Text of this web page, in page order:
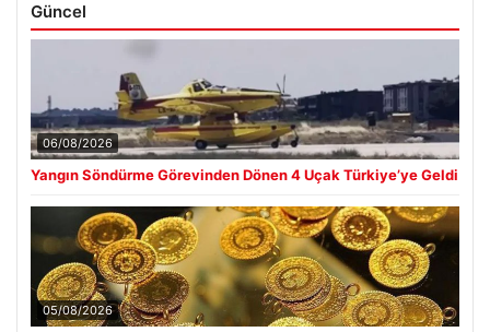
Güncel
06/08/2026
Yangın Söndürme Görevinden Dönen 4 Uçak Türkiye’ye Geldi
05/08/2026